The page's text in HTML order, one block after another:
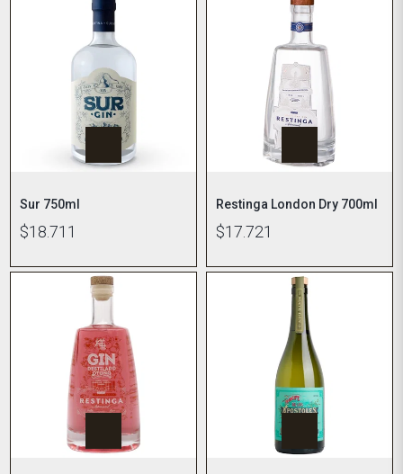
Sur 750ml
$18.711
Restinga London Dry 700ml
$17.721